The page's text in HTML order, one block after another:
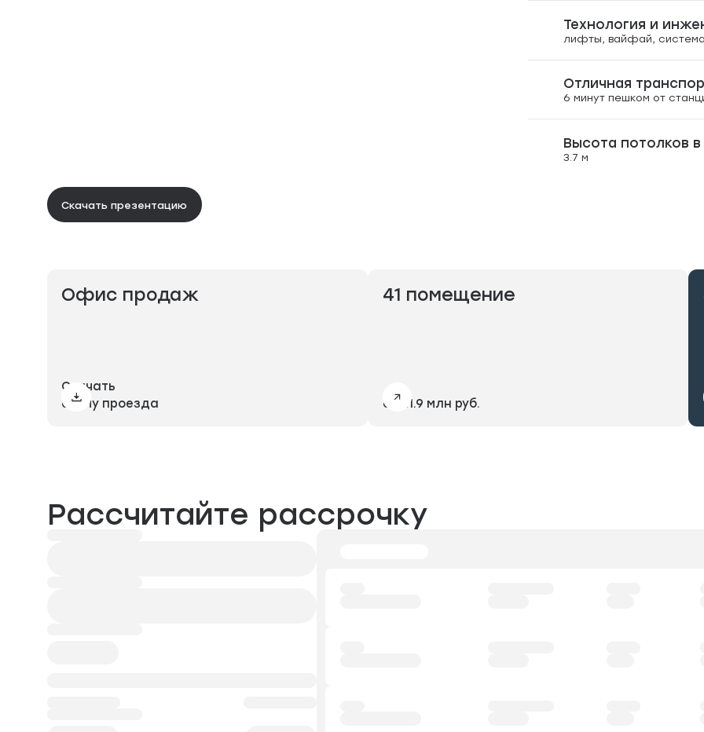
Технология и
лифты, вайфай,
Отличная
6 минут пешком от
Высота потолков
3.7 м
Скачать презентацию
Офис продаж
Скачать
схему проезда
41 помещение
от 21.9 млн руб.
Рассчитайте рассрочку